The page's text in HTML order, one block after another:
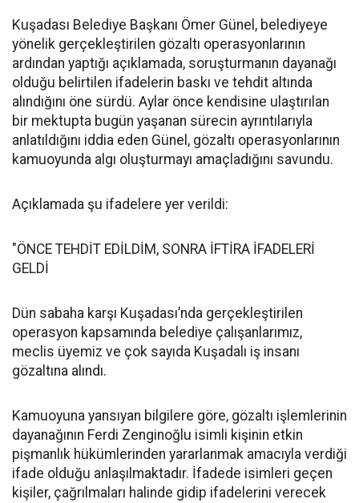
Kuşadası Belediye Başkanı Ömer Günel, belediyeye
yönelik gerçekleştirilen gözaltı operasyonlarının
ardından yaptığı açıklamada, soruşturmanın dayanağı
olduğu belirtilen ifadelerin baskı ve tehdit altında
alındığını öne sürdü. Aylar önce kendisine ulaştırılan
bir mektupta bugün yaşanan sürecin ayrıntılarıyla
anlatıldığını iddia eden Günel, gözaltı operasyonlarının
kamuoyunda algı oluşturmayı amaçladığını savundu.
Açıklamada şu ifadelere yer verildi:
"ÖNCE TEHDİT EDİLDİM, SONRA İFTİRA İFADELERİ
GELDİ
Dün sabaha karşı Kuşadası’nda gerçekleştirilen
operasyon kapsamında belediye çalışanlarımız,
meclis üyemiz ve çok sayıda Kuşadalı iş insanı
gözaltına alındı.
Kamuoyuna yansıyan bilgilere göre, gözaltı işlemlerinin
dayanağının Ferdi Zenginoğlu isimli kişinin etkin
pişmanlık hükümlerinden yararlanmak amacıyla verdiği
ifade olduğu anlaşılmaktadır. İfadede isimleri geçen
kişiler, çağrılmaları halinde gidip ifadelerini verecek